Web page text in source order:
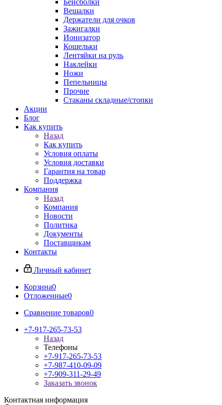
Бейсболки
Вешалки
Держатели для очков
Зажигалки
Ионизатор
Кошельки
Лентяйки на руль
Наклейки
Ножи
Пепельницы
Прочие
Стаканы складные/стопки
Акции
Блог
Как купить
Назад
Как купить
Условия оплаты
Условия доставки
Гарантия на товар
Поддержка
Компания
Назад
Компания
Новости
Политика
Документы
Поставщикам
Контакты
Личный кабинет
Корзина0
Отложенные0
Сравнение товаров0
+7-917-265-73-53
Назад
Телефоны
+7-917-265-73-53
+7-987-410-09-09
+7-909-311-29-49
Заказать звонок
Контактная информация